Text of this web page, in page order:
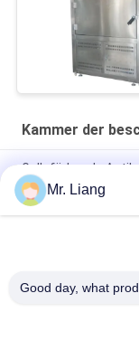
Kammer der
Gelb färbende
UVlampen-
Kammer der Luft-
Mr. Liang
Good day, what